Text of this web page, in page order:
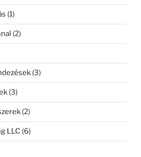
(1)
(2)
(3)
(3)
(2)
LLC (6)